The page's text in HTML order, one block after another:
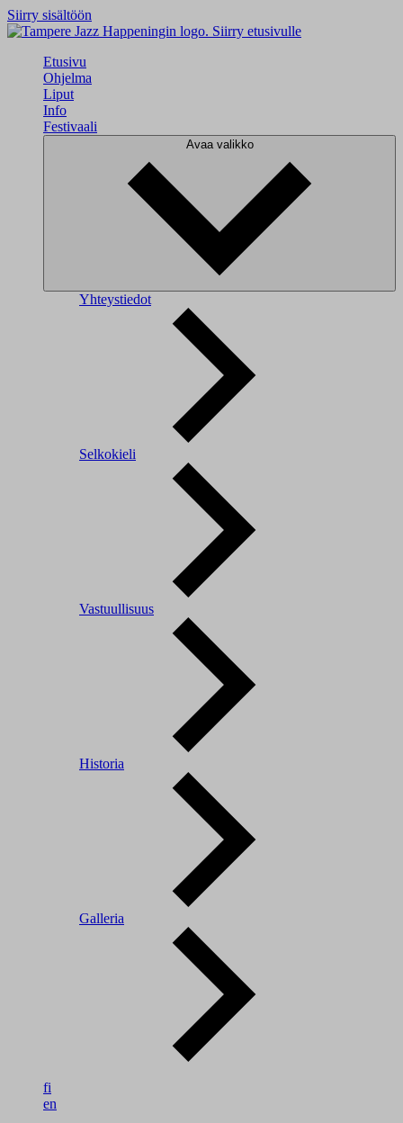
Siirry sisältöön
Siirry etusivulle
Etusivu
Ohjelma
Liput
Info
Festivaali
Avaa valikko
Yhteystiedot
Selkokieli
Vastuullisuus
Historia
Galleria
fi
en